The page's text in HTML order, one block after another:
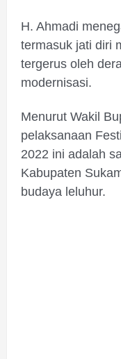
H. Ahmadi
termasuk jati diri
tergerus oleh
modernisasi.
Menurut Wakil
pelaksanaan
2022 ini adalah
Kabupaten
budaya leluhur.